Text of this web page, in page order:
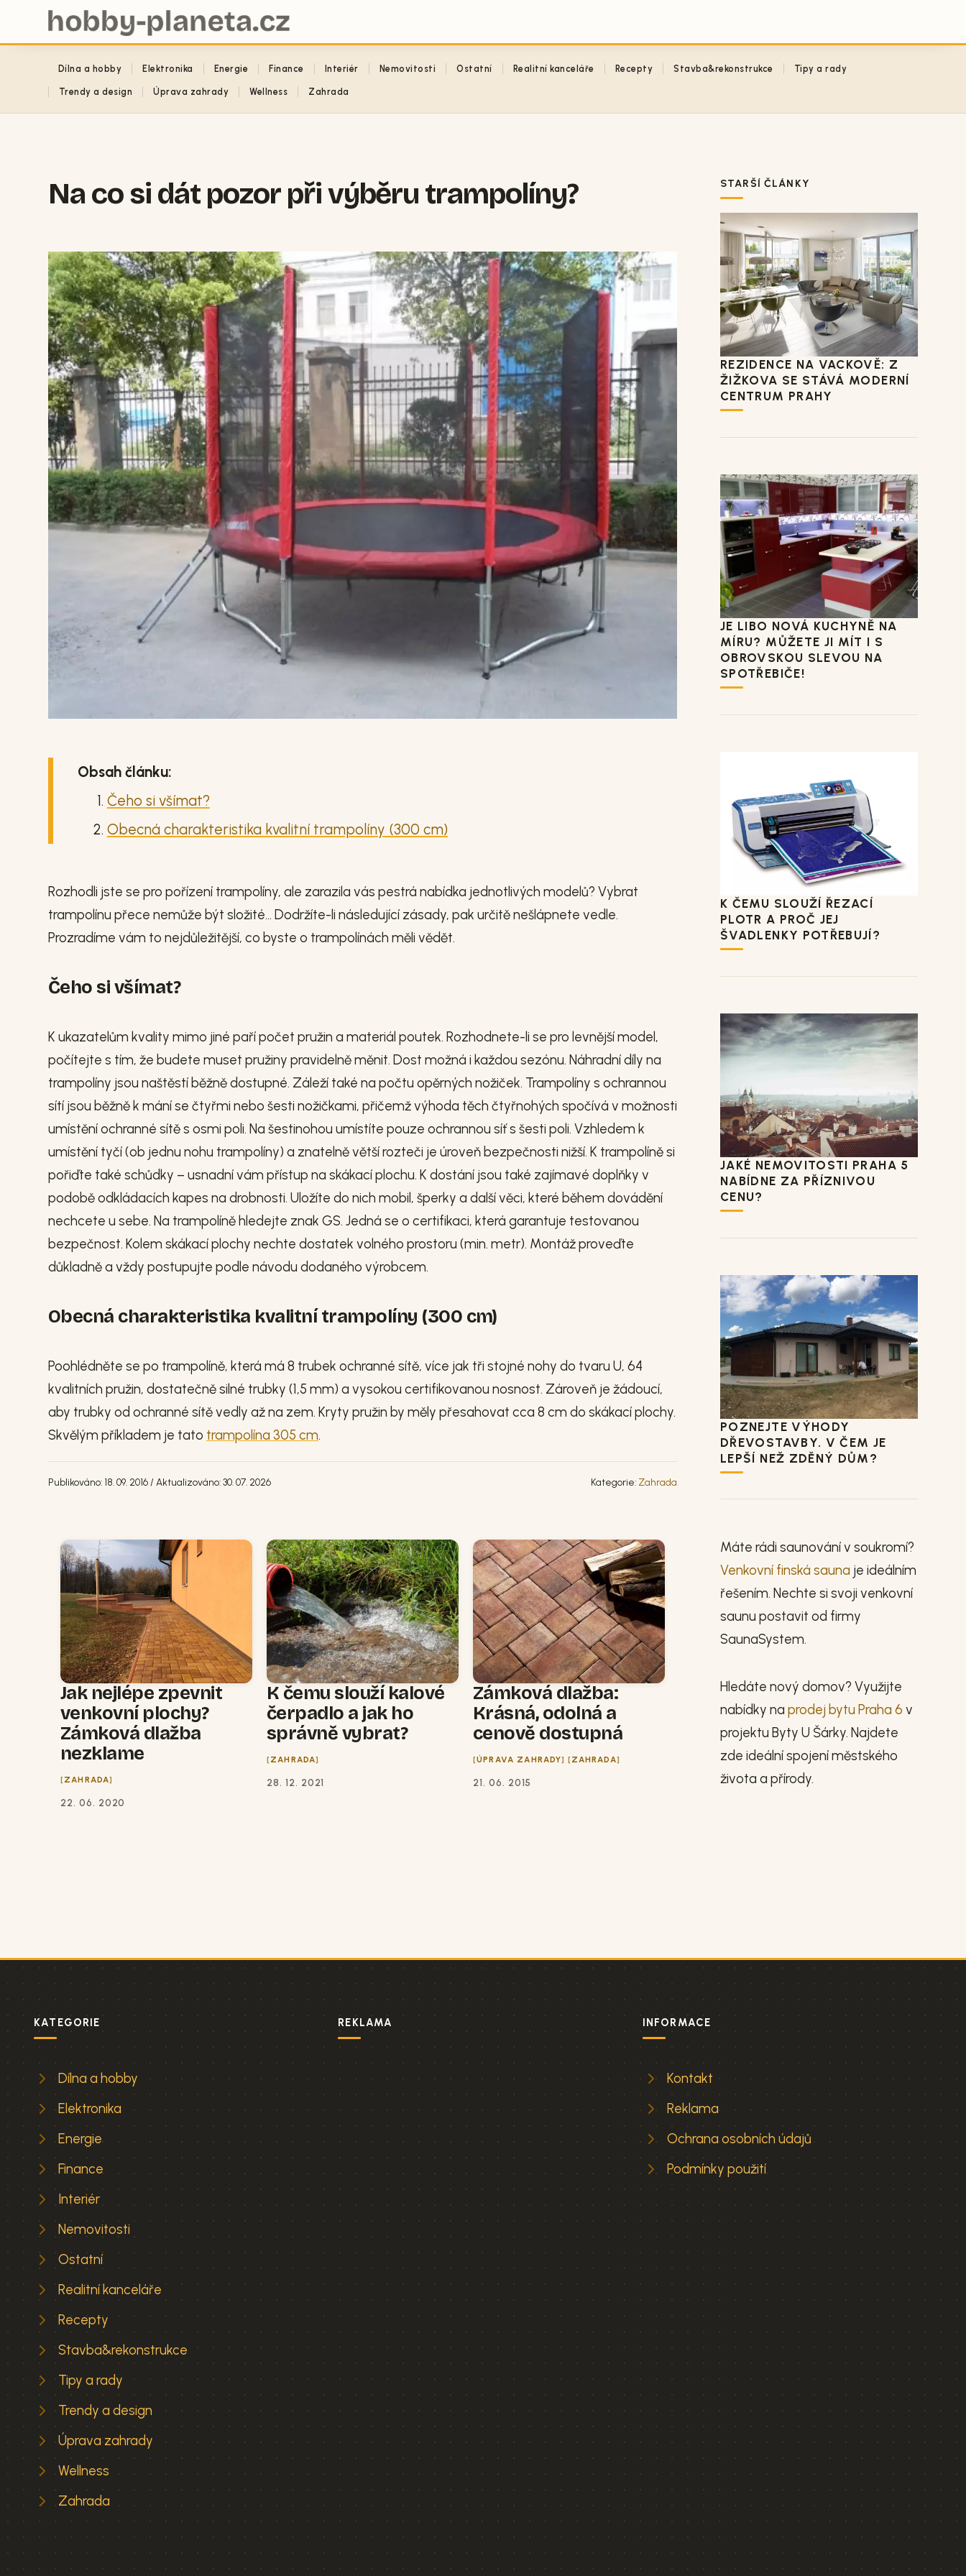
Dílna a hobby Elektronika Energie Finance Interiér Nemovitosti Ostatní Realitní kanceláře Recepty Stavba&rekonstrukce Tipy a rady
Trendy a design Úprava zahrady Wellness Zahrada
Na co si dát pozor při výběru trampolíny?
Obsah článku:
Čeho si všímat?
Obecná charakteristika kvalitní trampolíny (300 cm)
Rozhodli jste se pro pořízení trampolíny, ale zarazila vás pestrá nabídka jednotlivých modelů? Vybrat
trampolínu přece nemůže být složité… Dodržíte-li následující zásady, pak určitě nešlápnete vedle.
Prozradíme vám to nejdůležitější, co byste o trampolínách měli vědět.
Čeho si všímat?
K ukazatelům kvality mimo jiné paří počet pružin a materiál poutek. Rozhodnete-li se pro levnější model,
počítejte s tím, že budete muset pružiny pravidelně měnit. Dost možná i každou sezónu. Náhradní díly na
trampolíny jsou naštěstí běžně dostupné. Záleží také na počtu opěrných nožiček. Trampolíny s ochrannou
sítí jsou běžně k mání se čtyřmi nebo šesti nožičkami, přičemž výhoda těch čtyřnohých spočívá v možnosti
umístění ochranné sítě s osmi poli. Na šestinohou umístíte pouze ochrannou síť s šesti poli. Vzhledem k
umístění tyčí (ob jednu nohu trampolíny) a znatelně větší rozteči je úroveň bezpečnosti nižší. K trampolíně si
pořiďte také schůdky – usnadní vám přístup na skákací plochu. K dostání jsou také zajímavé doplňky v
podobě odkládacích kapes na drobnosti. Uložíte do nich mobil, šperky a další věci, které během dovádění
nechcete u sebe. Na trampolíně hledejte znak GS. Jedná se o certifikaci, která garantuje testovanou
bezpečnost. Kolem skákací plochy nechte dostatek volného prostoru (min. metr). Montáž proveďte
důkladně a vždy postupujte podle návodu dodaného výrobcem.
Obecná charakteristika kvalitní trampolíny (300 cm)
Poohlédněte se po trampolíně, která má 8 trubek ochranné sítě, více jak tři stojné nohy do tvaru U, 64
kvalitních pružin, dostatečně silné trubky (1,5 mm) a vysokou certifikovanou nosnost. Zároveň je žádoucí,
aby trubky od ochranné sítě vedly až na zem. Kryty pružin by měly přesahovat cca 8 cm do skákací plochy.
Skvělým příkladem je tato trampolína 305 cm.
Publikováno: 18. 09. 2016 / Aktualizováno: 30. 07. 2026 Kategorie: Zahrada
Jak nejlépe zpevnit
venkovní plochy?
Zámková dlažba
nezklame
ZAHRADA
22. 06. 2020
K čemu slouží kalové
čerpadlo a jak ho
správně vybrat?
ZAHRADA
28. 12. 2021
Zámková dlažba:
Krásná, odolná a
cenově dostupná
ÚPRAVA ZAHRADY ZAHRADA
21. 06. 2015
STARŠÍ ČLÁNKY
REZIDENCE NA VACKOVĚ: Z
ŽIŽKOVA SE STÁVÁ MODERNÍ
CENTRUM PRAHY
JE LIBO NOVÁ KUCHYNĚ NA
MÍRU? MŮŽETE JI MÍT I S
OBROVSKOU SLEVOU NA
SPOTŘEBIČE!
K ČEMU SLOUŽÍ ŘEZACÍ
PLOTR A PROČ JEJ
ŠVADLENKY POTŘEBUJÍ?
JAKÉ NEMOVITOSTI PRAHA 5
NABÍDNE ZA PŘÍZNIVOU
CENU?
POZNEJTE VÝHODY
DŘEVOSTAVBY. V ČEM JE
LEPŠÍ NEŽ ZDĚNÝ DŮM?
Máte rádi saunování v soukromí?
Venkovní finská sauna je ideálním
řešením. Nechte si svoji venkovní
saunu postavit od firmy
SaunaSystem.
Hledáte nový domov? Využijte
nabídky na prodej bytu Praha 6 v
projektu Byty U Šárky. Najdete
zde ideální spojení městského
života a přírody.
KATEGORIE
Dílna a hobby
Elektronika
Energie
Finance
Interiér
Nemovitosti
Ostatní
Realitní kanceláře
Recepty
Stavba&rekonstrukce
Tipy a rady
Trendy a design
Úprava zahrady
Wellness
Zahrada
REKLAMA INFORMACE
Kontakt
Reklama
Ochrana osobních údajů
Podmínky použití